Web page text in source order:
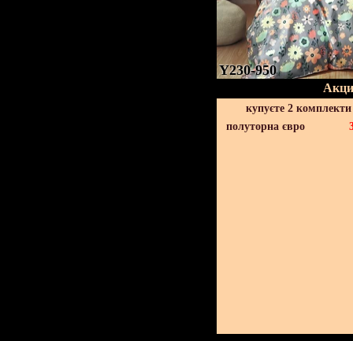
Y230-950
купуєте 2
полуторна євро